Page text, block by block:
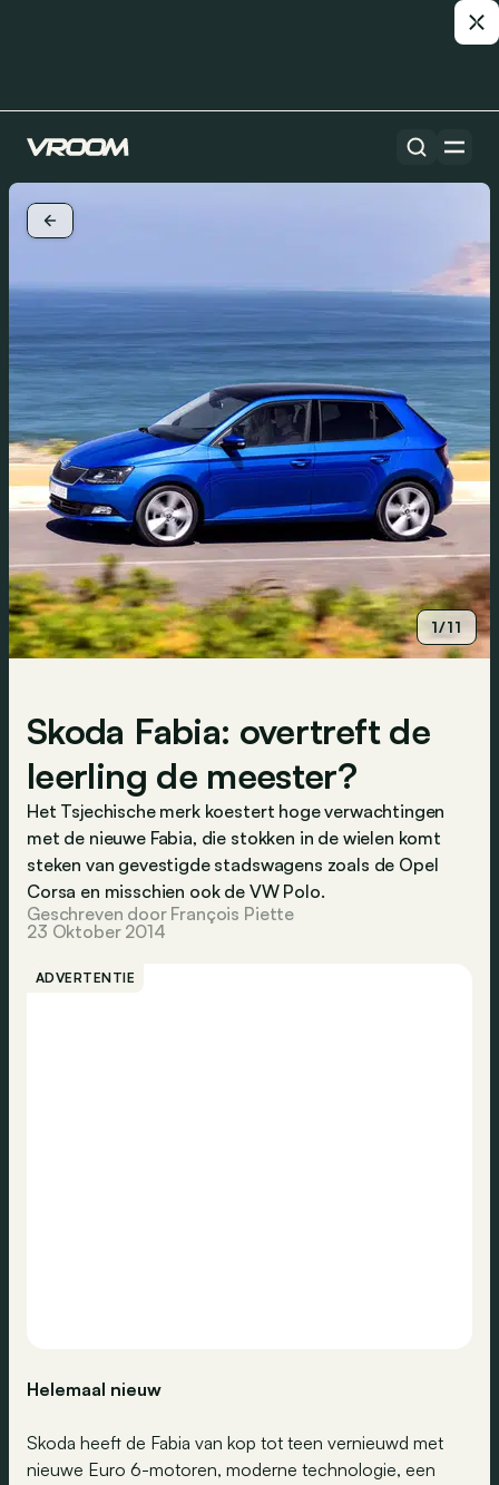
1/11
Skoda Fabia: overtreft de
leerling de meester?
Het Tsjechische merk koestert hoge verwachtingen
met de nieuwe Fabia, die stokken in de wielen komt
steken van gevestigde stadswagens zoals de Opel
Corsa en misschien ook de VW Polo.
Geschreven door François Piette
23 Oktober 2014
ADVERTENTIE
Helemaal nieuw
Skoda heeft de Fabia van kop tot teen vernieuwd met
nieuwe Euro 6-motoren, moderne technologie, een